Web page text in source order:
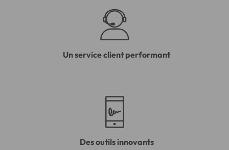
Un service client performant
Des outils innovants